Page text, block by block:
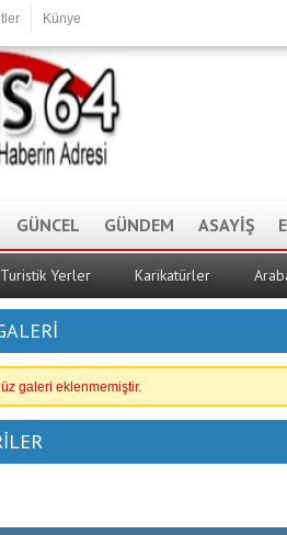
Künye
GÜNCEL GÜNDEM ASAYİŞ
Turistik Yerler Karikatürler
galeri eklenmemiştir.